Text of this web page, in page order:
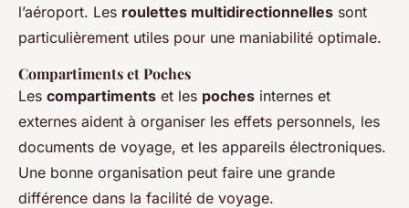
l’aéroport. Les roulettes multidirectionnelles sont
particulièrement utiles pour une maniabilité optimale.
Compartiments et Poches
Les compartiments et les poches internes et
externes aident à organiser les effets personnels, les
documents de voyage, et les appareils électroniques.
Une bonne organisation peut faire une grande
différence dans la facilité de voyage.